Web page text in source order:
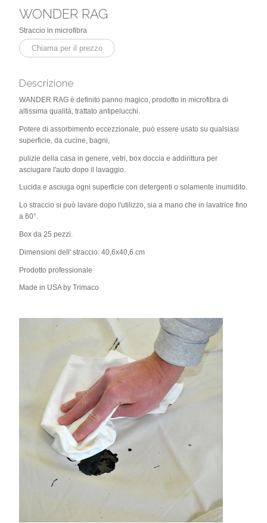
WONDER RAG
Straccio in microfibra
Chiama per il prezzo
Descrizione
WANDER RAG è definito panno magico, prodotto in microfibra di
altissima qualità, trattato antipelucchi.
Potere di assorbimento eccezzionale, può essere usato su qualsiasi
superficie, da cucine, bagni,
pulizie della casa in genere, vetri, box doccia e addirittura per
asciugare l'auto dopo il lavaggio.
Lucida e asciuga ogni superficie con detergenti o solamente inumidito.
Lo straccio si può lavare dopo l'utilizzo, sia a mano che in lavatrice fino
a 60°.
Box da 25 pezzi.
Dimensioni dell' straccio: 40,6x40,6 cm
Prodotto professionale
Made in USA by Trimaco